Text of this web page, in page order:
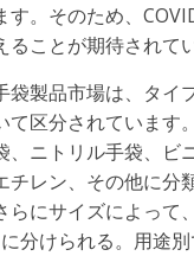
す。そのため、
ことが期待されて
袋製品市場は、タイ
て区分されています
、ニトリル手袋、ビ
チレン、その他に分
らにサイズによって
に分けられる。用途